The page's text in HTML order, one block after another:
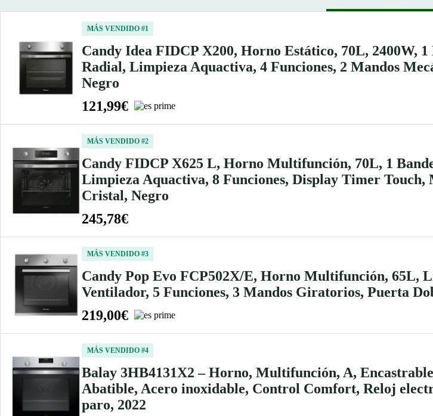
MÁS VENDIDO #1
Candy Idea FIDCP X200, Horno Estático, 70L, 2400W,
Radial, Limpieza Aquactiva, 4 Funciones, 2 Mandos
Negro
121,99€
MÁS VENDIDO #2
Candy FIDCP X625 L, Horno Multifunción, 70L, 1
Limpieza Aquactiva, 8 Funciones, Display Timer
Cristal, Negro
245,78€
MÁS VENDIDO #3
Candy Pop Evo FCP502X/E, Horno Multifunción, 65L,
Ventilador, 5 Funciones, 3 Mandos Giratorios, Puerta
219,00€
MÁS VENDIDO #4
Balay 3HB4131X2 – Horno, Multifunción, A,
Abatible, Acero inoxidable, Control Comfort, Reloj
paro, 2022